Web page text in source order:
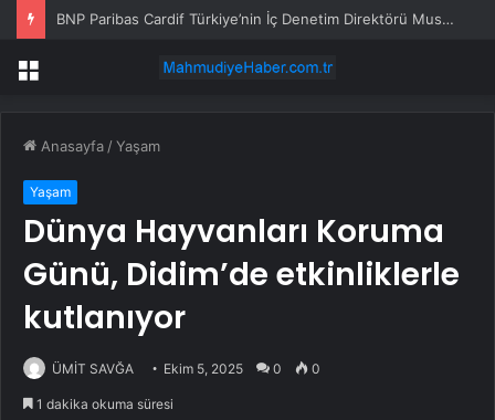
BNP Paribas Cardif Türkiye’nin İç Denetim Direktörü Mustafa Güneş oldu
Menü
Anasayfa /Yaşam
Yaşam
Dünya Hayvanları Koruma
Günü, Didim’de etkinliklerle
kutlanıyor
ÜMİT SAVĞA Ekim 5, 2025 0 0
1 dakika okuma süresi